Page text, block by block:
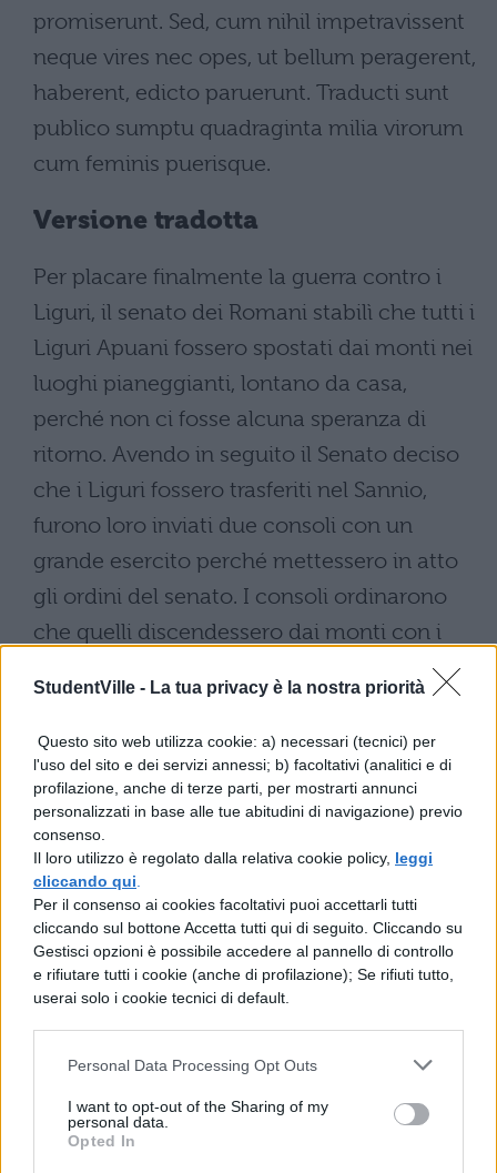
StudentVille - La tua privacy è la nostra priorità
Questo sito web utilizza cookie: a) necessari (tecnici) per
l'uso del sito e dei servizi annessi; b) facoltativi (analitici e di
profilazione, anche di terze parti, per mostrarti annunci
personalizzati in base alle tue abitudini di navigazione) previo
consenso.
Il loro utilizzo è regolato dalla relativa cookie policy, leggi
cliccando qui
Per il consenso ai cookies facoltativi puoi accettarli tutti
cliccando sul bottone Accetta tutti qui di seguito. Cliccando su
Gestisci opzioni è possibile accedere al pannello di controllo
e rifiutare tutti i cookie (anche di profilazione); Se rifiuti tutto,
userai solo i cookie tecnici di default.
Personal Data Processing Opt Outs
I want to opt-out of the Sharing of my
personal data.
Opted In
promiserunt. Sed, cum nihil impetravissent
neque vires nec opes, ut bellum peragerent,
haberent, edicto paruerunt. Traducti sunt
publico sumptu quadraginta milia virorum
cum feminis puerisque.
Versione tradotta
Per placare finalmente la guerra contro i
Liguri, il senato dei Romani stabilì che tutti i
Liguri Apuani fossero spostati dai monti nei
luoghi pianeggianti, lontano da casa,
perché non ci fosse alcuna speranza di
ritorno. Avendo in seguito il Senato deciso
che i Liguri fossero trasferiti nel Sannio,
furono loro inviati due consoli con un
grande esercito perché mettessero in atto
gli ordini del senato. I consoli ordinarono
che quelli discendessero dai monti con i
figli e le coniugi e portassero con sé tutte le
proprie cose. I Liguri, per non essere
costretti ad abbandonare i Penati, la patria,
le case, i sepolcri degli avi, promisero ai
Romani armi e ostaggi. Ma, non avendo
ottenuto nulla e non avendo né forze né
mezzi per condurre la guerra, obbedirono
all'editto. Furono trasferiti, a spese
pubbliche, quarantamila uomini con donne
e bambini.